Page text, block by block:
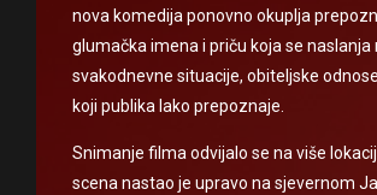
nova komedija ponovno okuplja
glumačka imena i priču koja se naslanja
svakodnevne situacije, obiteljske
koji publika lako prepoznaje.
Snimanje filma odvijalo se na više
scena nastao je upravo na sjevernom